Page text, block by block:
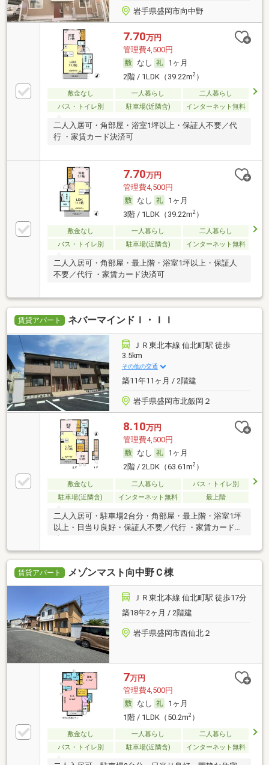
岩手県盛岡市向中野
7.70万円
管理費4,500円
なし
1ヶ月
2階 / 1LDK（39.22m2）
敷金なし 一人暮らし
二人暮らし
バス・トイレ別
駐車場(近隣含) インターネット無料
二人入居可・角部屋・浴室1坪以上・保証人不要／代
行 ・家賃カード決済可
7.70万円
管理費4,500円
なし
1ヶ月
3階 / 1LDK（39.22m2）
敷金なし 一人暮らし
二人暮らし
バス・トイレ別
駐車場(近隣含) インターネット無料
二人入居可・角部屋・最上階・浴室1坪以上・保証人
不要／代行 ・家賃カード決済可
賃貸アパート ネバーマインドＩ・ＩＩ
ＪＲ東北本線 仙北町駅 徒歩
3.5km
その他の交通
築11年11ヶ月 / 2階建
岩手県盛岡市北飯岡２
8.10万円
管理費4,500円
なし
1ヶ月
2階 / 2LDK（63.61m2）
敷金なし 二人暮らし
バス・トイレ別
駐車場(近隣含)
インターネット無料 最上階
二人入居可・駐車場2台分・角部屋・最上階・浴室1坪
以上・日当り良好・保証人不要／代行 ・家賃カード決
済可
賃貸アパート メゾンマスト向中野Ｃ棟
ＪＲ東北本線 仙北町駅 徒歩17分
築18年2ヶ月 / 2階建
岩手県盛岡市西仙北２
7万円
管理費4,500円
なし
1ヶ月
1階 / 1LDK（50.2m2）
敷金なし 一人暮らし
二人暮らし
バス・トイレ別
駐車場(近隣含) インターネット無料